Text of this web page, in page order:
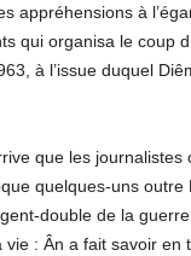
appréhensions à
qui organisa le coup
à l’issue duquel
que les journalistes
quelques-uns outre
double de la
: Ân a fait savoir en